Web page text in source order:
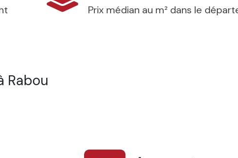
Prix médian au m² dans le
Rabou